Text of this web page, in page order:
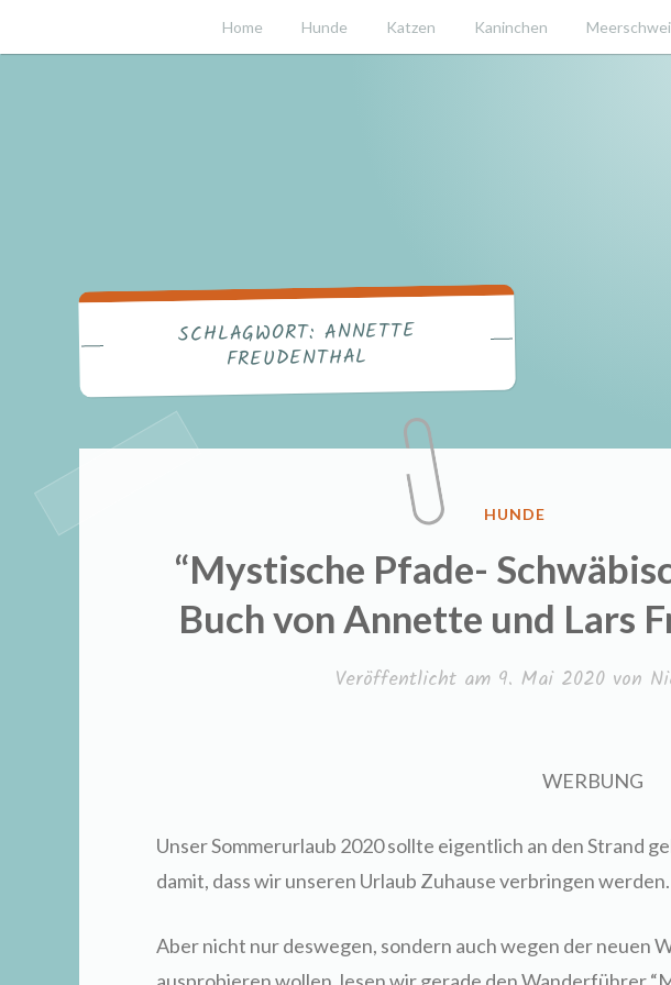
Inhalt
Home Hunde Katzen Kaninchen
SCHLAGWORT: ANNETTE
FREUDENTHAL
VERÖFFENTLICHT
HUNDE
“Mystische Pfade-
Buch von Annette und Lars
Veröffentlicht am 9. Mai 2020 von
WERBUNG
Unser Sommerurlaub 2020 sollte eigentlich an den Strand
damit, dass wir unseren Urlaub Zuhause verbringen werden.
Aber nicht nur deswegen, sondern auch wegen der neuen
ausprobieren wollen, lesen wir gerade den Wanderführer